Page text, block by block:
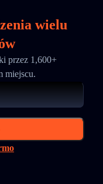
wielu
przez 1,600+
miejscu.